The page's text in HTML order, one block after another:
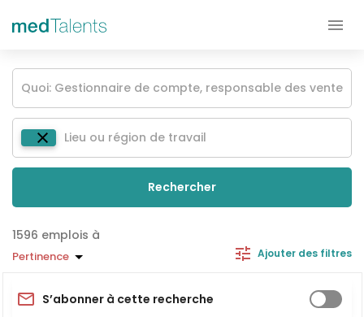
Rechercher
emplois à
Pertinence Ajouter des filtres
S’abonner à cette recherche